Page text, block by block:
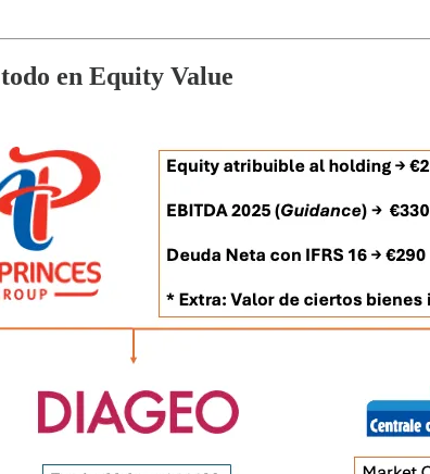
todo en Equity Value